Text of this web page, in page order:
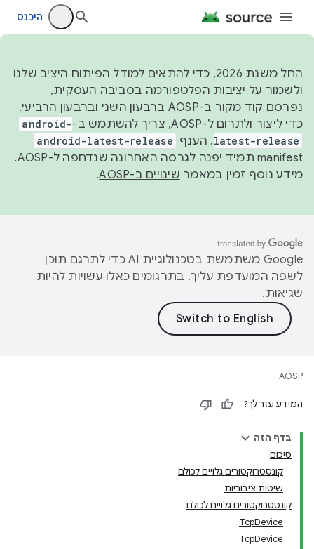
היכנס
החל משנת 2026, כדי להתאים למודל הפיתוח היציב שלנו
ולשמור על יציבות הפלטפורמה בסביבה העסקית,
נפרסם קוד מקור ב-AOSP ברבעון השני וברבעון הרביעי.
כדי ליצור ולתרום ל-AOSP, צריך להשתמש ב-
android-
latest-release. הענף android-latest-release
manifest תמיד יפנה לגרסה האחרונה שנדחפה ל-AOSP.
מידע נוסף זמין במאמר שינויים ב-AOSP .
‫Google משתמשת בטכנולוגיית AI כדי לתרגם תוכן
לשפה המועדפת עליך. בתרגומים כאלו עשויות להיות
שגיאות.
AOSP
המידע עזר לך?
בדף הזה
סיכום
קונסטרוקטורים גלויים לכולם
שיטות ציבוריות
קונסטרוקטורים גלויים לכולם
TcpDevice
TcpDevice